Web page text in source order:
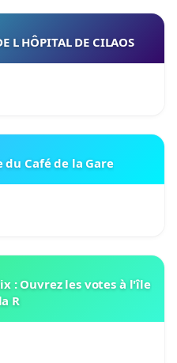
L HÔPITAL DE CILAOS
Café de la Gare
: Ouvrez les votes à l'île
R